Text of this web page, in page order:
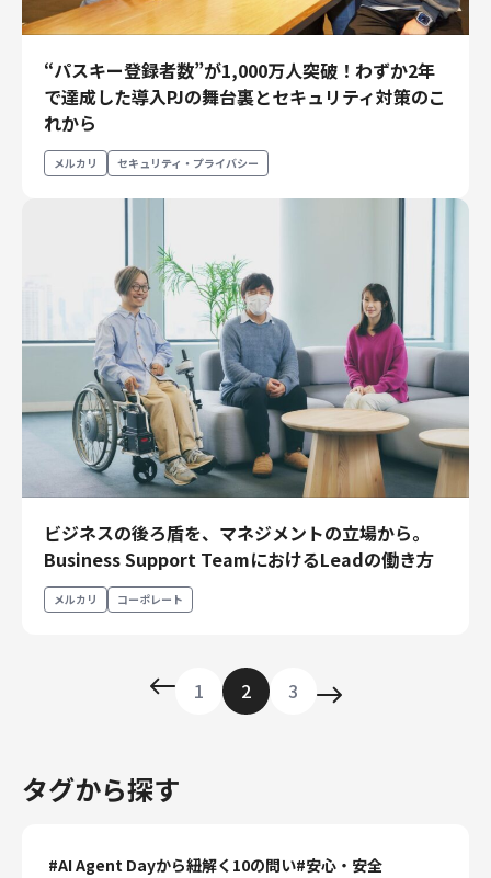
“パスキー登録者数”が1,000万人突破！わずか2年
で達成した導入PJの舞台裏とセキュリティ対策のこ
れから
メルカリ セキュリティ・プライバシー
ビジネスの後ろ盾を、マネジメントの立場から。
Business Support TeamにおけるLeadの働き方
メルカリ コーポレート
1 2 3
タグから探す
#AI Agent Dayから紐解く10の問い#安心・安全